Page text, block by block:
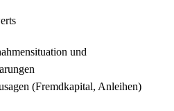
und
(Fremdkapital, Anleihen)